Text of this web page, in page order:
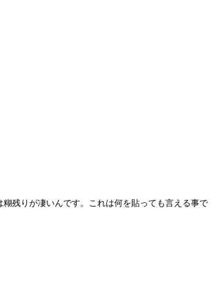
残りが凄いんです。これは何を貼っても言える事で